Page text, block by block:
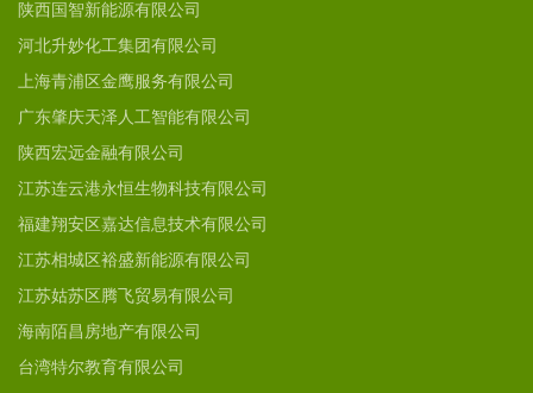
陕西国智新能源有限公司
河北升妙化工集团有限公司
上海青浦区金鹰服务有限公司
广东肇庆天泽人工智能有限公司
陕西宏远金融有限公司
江苏连云港永恒生物科技有限公司
福建翔安区嘉达信息技术有限公司
江苏相城区裕盛新能源有限公司
江苏姑苏区腾飞贸易有限公司
海南陌昌房地产有限公司
台湾特尔教育有限公司